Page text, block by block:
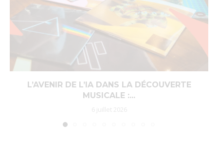
L’AVENIR DE L’IA DANS LA DÉCOUVERTE
MUSICALE :...
6 juillet 2026